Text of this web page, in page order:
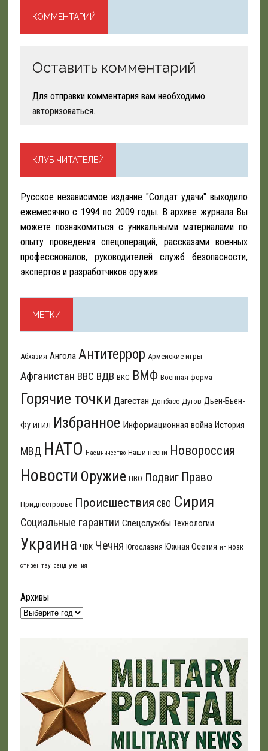
КОММЕНТАРИЙ
Оставить комментарий
Для отправки комментария вам необходимо
авторизоваться.
КЛУБ ЧИТАТЕЛЕЙ
Русское независимое издание "Солдат удачи" выходило
ежемесячно с 1994 по 2009 годы. В архиве журнала Вы
можете познакомиться с уникальными материалами по
опыту проведения спецопераций, рассказами военных
профессионалов, руководителей служб безопасности,
экспертов и разработчиков оружия.
МЕТКИ
Абхазия Ангола Антитеррор Армейские игры
Афганистан ВВС ВДВ ВКС ВМФ Военная форма
Горячие точки Дагестан Донбасс Дутов Дьен-Бьен-
Фу ИГИЛ Избранное Информационная война История
МВД НАТО Наемничество Наши песни Новороссия
Новости Оружие ПВО Подвиг Право
Приднестровье Происшествия СВО Сирия
Социальные гарантии Спецслужбы Технологии
Украина ЧВК Чечня Югославия Южная Осетия иг ноак
стивен таунсенд учения
Архивы